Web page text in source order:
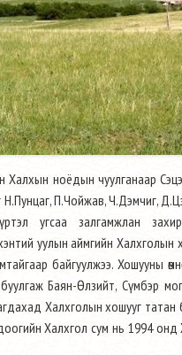
Халхын ноёдын чуулганаар
Н.Пунцаг, П.Чойжав, Ч.Дэмчиг,
угсаа залгамжлан
уулын аймгийн Халхголын
байгуулжээ. Хошууны
Баян-Өлзийт, Сүмбэр
Халхголын хошууг татан
Халхгол сум нь 1994 онд